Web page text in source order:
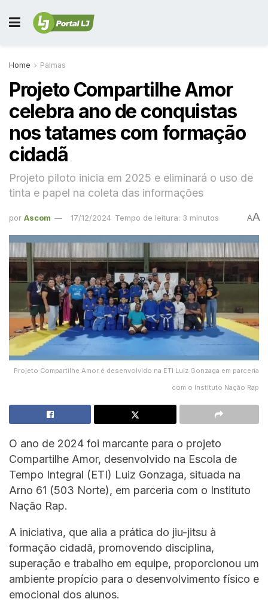
Home Palmas
Projeto Compartilhe Amor
celebra ano de conquistas
nos tatames com formação
cidadã
Projeto piloto inicia em 2025 e eliminará o uso de
tinta e papel na coleta das informações
por Ascom 17/12/2024 Tempo de leitura: 3 minutos AA
Projeto Compartilhe Amor é desenvolvido na ETI Luiz Gonzaga em parceria
com o Instituto Nação Rap
O ano de 2024 foi marcante para o projeto
Compartilhe Amor, desenvolvido na Escola de
Tempo Integral (ETI) Luiz Gonzaga, situada na
Arno 61 (503 Norte), em parceria com o Instituto
Nação Rap.
A iniciativa, que alia a prática do jiu-jitsu à
formação cidadã, promovendo disciplina,
superação e trabalho em equipe, proporcionou um
ambiente propício para o desenvolvimento físico e
emocional dos alunos.